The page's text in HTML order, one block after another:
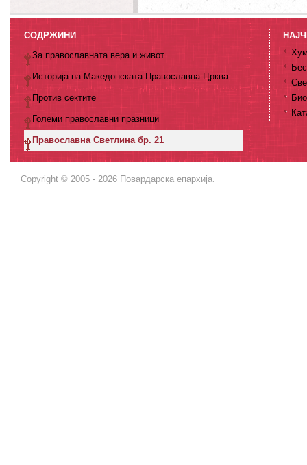
СОДРЖИНИ
За православната вера и живот...
Историја на Македонската Православна Црква
Против сектите
Големи православни празници
Православна Светлина бр. 21
Copyright © 2005 - 2026 Повардарска епархија.